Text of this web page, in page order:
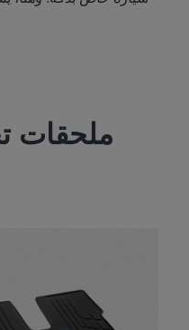
ملحقات